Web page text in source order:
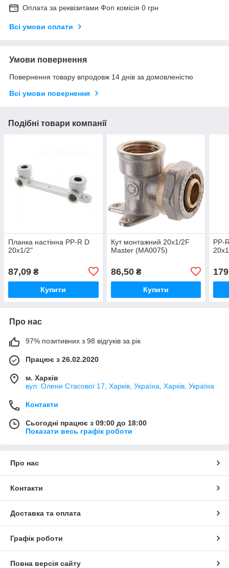
Оплата за реквізитами Фоп комісія 0 грн
Всі умови оплати
Умови повернення
Повернення товару впродовж 14 днів за домовленістю
Всі умови повернення
Подібні товари компанії
Планка настінна PP-R D
20х1/2"
87,09 ₴
Купити
Кут монтажний 20x1/2F
Master (MA0075)
86,50₴
Купити
PP-
Про нас
97% позитивних з 98 відгуків за рік
Працює з 26.02.2020
м. Харків
вул. Олени Стасової 17, Харків, Україна, Харків, Україна
Контакти
Сьогодні працює з 09:00 до 18:00
Показати весь графік роботи
Про нас
Контакти
Доставка та оплата
Графік роботи
Повна версія сайту